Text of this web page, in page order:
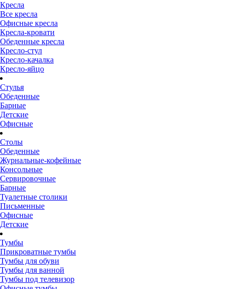
Кресла
Все кресла
Офисные кресла
Кресла-кровати
Обеденные кресла
Кресло-стул
Кресло-качалка
Кресло-яйцо
Стулья
Обеденные
Барные
Детские
Офисные
Столы
Обеденные
Журнальные-кофейные
Консольные
Сервировочные
Барные
Туалетные столики
Письменные
Офисные
Детские
Тумбы
Прикроватные тумбы
Тумбы для обуви
Тумбы для ванной
Тумбы под телевизор